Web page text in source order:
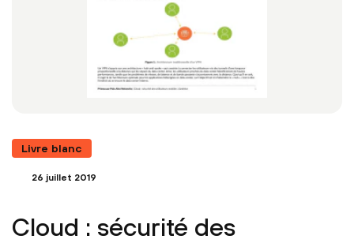
Livre blanc
26 juillet 2019
Cloud : sécurité des